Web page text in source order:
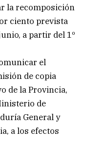
la recomposición
ciento prevista
a partir del 1º
el
de copia
de la Provincia,
de
General y
a los efectos